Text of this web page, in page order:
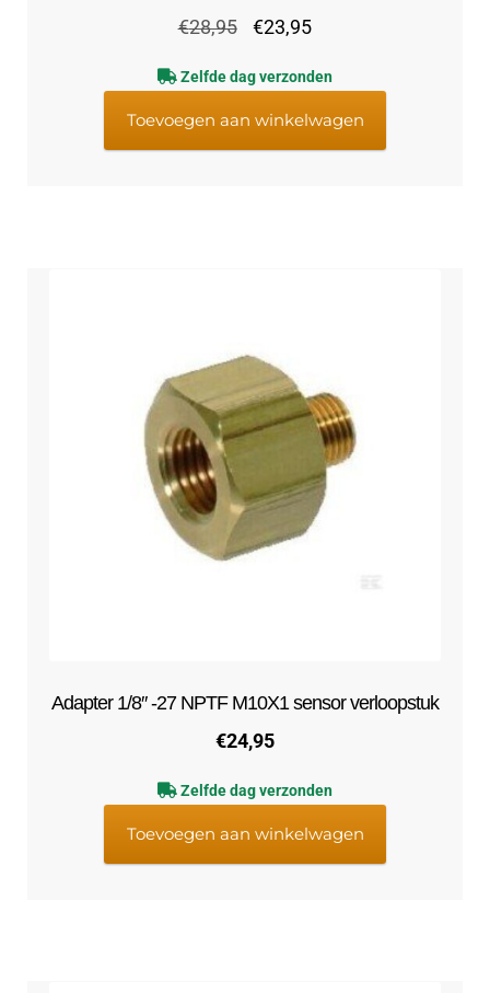
€28,95
Oorspronkelijke
was:
€28,95.
€23,95Huidige
is:
€23,95.
Zelfde dag verzonden
Toevoegen aan winkelwagen
Adapter 1/8″ -27 NPTF M10X1 sensor verloopstuk
€24,95
Zelfde dag verzonden
Toevoegen aan winkelwagen